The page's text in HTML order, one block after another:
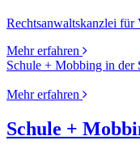
Rechtsanwaltskanzlei für
Mehr erfahren
Schule + Mobbing in der
Mehr erfahren
Schule +